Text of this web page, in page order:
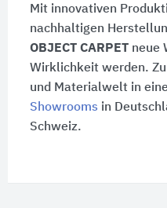
Mit innovativen
nachhaltigen
OBJECT CARPETneue
Wirklichkeit werden.
und Materialwelt in
Showrooms in
Schweiz.